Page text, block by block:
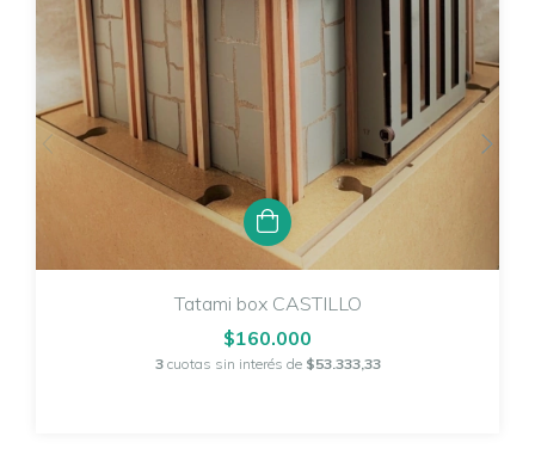
Tatami box CASTILLO
$160.000
3 cuotas sin interés de $53.333,33